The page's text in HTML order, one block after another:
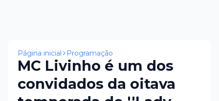
Página inicial Programação
MC Livinho é um dos
convidados da oitava